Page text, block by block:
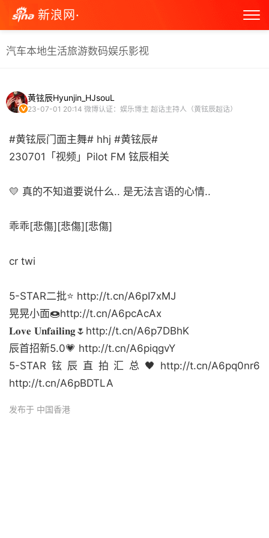
新浪网·
汽车本地生活旅游数码娱乐影视
黄铉辰Hyunjin_HJsouL
23-07-01 20:14 微博认证：娱乐博主 超话主持人（黄铉辰超话）
#黄铉辰门面主舞# hhj #黄铉辰#
230701「视频」‪Pilot FM 铉辰相关
💛 真的不知道要说什么.. 是无法言语的心情..
乖乖[悲傷][悲傷][悲傷]
cr twi
5-STAR二批⭐️ http://t.cn/A6pI7xMJ
晃晃小面🍩http://t.cn/A6pcAcAx
𝐋𝐨𝐯𝐞 𝐔𝐧𝐟𝐚𝐢𝐥𝐢𝐧𝐠🌷http://t.cn/A6p7DBhK
辰首招新5.0💗 http://t.cn/A6piqgvY
5-STAR铉辰直拍汇总🖤http://t.cn/A6pq0nr6
http://t.cn/A6pBDTLA
发布于 中国香港